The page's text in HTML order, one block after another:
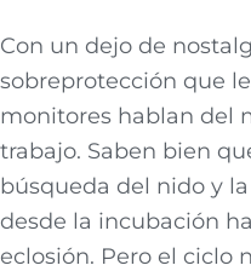
Con un dejo de
sobreprotección que
monitores hablan del
trabajo. Saben bien
búsqueda del nido y
desde la incubación
eclosión. Pero el ciclo